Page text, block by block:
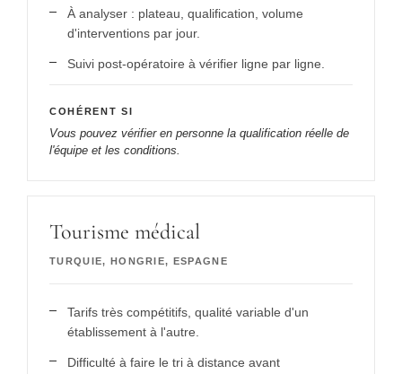
À analyser : plateau, qualification, volume
d'interventions par jour.
Suivi post-opératoire à vérifier ligne par ligne.
COHÉRENT SI
Vous pouvez vérifier en personne la qualification réelle de
l'équipe et les conditions.
Tourisme médical
TURQUIE, HONGRIE, ESPAGNE
Tarifs très compétitifs, qualité variable d'un
établissement à l'autre.
Difficulté à faire le tri à distance avant